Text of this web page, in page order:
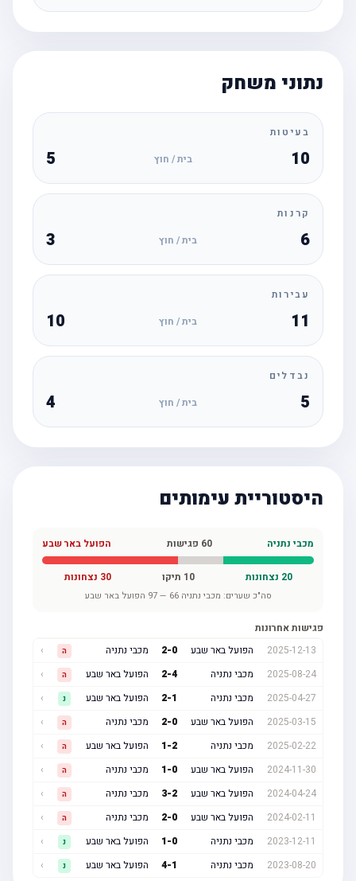
נתוני משחק
בעיטות
10 בית / חוץ
קרנות
בית / חוץ
עבירות
11 בית / חוץ 10
נבדלים
בית / חוץ
היסטוריית עימותים
מכבי נתניה 60פגישות הפועל באר שבע
20נצחונות 10תיקו 30נצחונות
סה"כ שערים:מכבי נתניה 66
—
97 הפועל באר שבע
פגישות אחרונות
2025-12-13
הפועל באר שבע 2 מכבי נתניה
2025-08-24
מכבי נתניה 2 הפועל באר שבע
2025-04-27
מכבי נתניה 2 הפועל באר שבע
2025-03-15
הפועל באר שבע 2 מכבי נתניה
2025-02-22
מכבי נתניה 1 הפועל באר שבע
2024-11-30
הפועל באר שבע 1 מכבי נתניה
2024-04-24
הפועל באר שבע 3 מכבי נתניה
2024-02-11
הפועל באר שבע 2 מכבי נתניה
2023-12-11
מכבי נתניה 1 הפועל באר שבע
2023-08-20
מכבי נתניה 4 הפועל באר שבע